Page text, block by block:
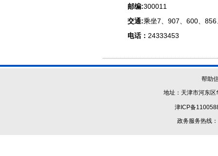
邮编:300011
交通:乘坐7、907、600、
电话： 24333453
帮助
地址：天津市河
津ICP备
政务服务热线